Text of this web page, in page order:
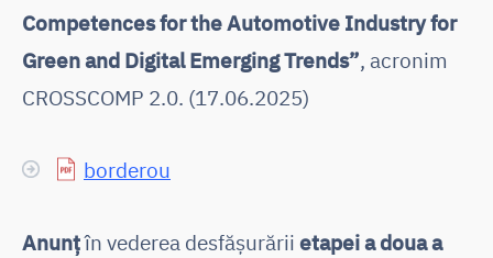
Competences for the Automotive Industry for
Green and Digital Emerging Trends”, acronim
CROSSCOMP 2.0. (17.06.2025)
borderou
Anunțîn vederea desfășurării etapei a doua a